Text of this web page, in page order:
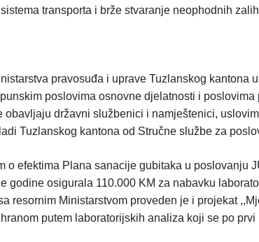
transporta i brže stvaranje neophodnih
pravosuđa i uprave Tuzlanskog kantona
poslovima osnovne djelatnosti i
obavljaju državni službenici i namještenici,
Tuzlanskog kantona od Stručne službe za
o efektima Plana sanacije gubitaka u poslovanju
godine osigurala 110.000 KM za nabavku
resornim Ministarstvom proveden je i projekat
putem laboratorijskih analiza koji se po